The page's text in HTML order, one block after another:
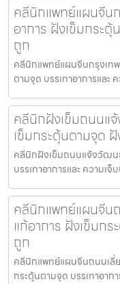
คลีนิกแพทย์แผนจีน
อาการ ฝังเข็มกระ
ถูก
คลีนิกแพทย์แผนจีนกรุงเท
ตามจุด บรรเทาอาการแล
คลีนิกฝังเข็มถนนแ
เข็มกระตุ้นตามจุด
คลีนิกฝังเข็มถนนแจ้งวัฒน
บรรเทาอาการและ ความเ
คลีนิกแพทย์แผนจีน
แก้อาการ ฝังเข็มก
ถูก
คลีนิกแพทย์แผนจีนถนนเลี่
กระตุ้นตามจุด บรรเทาอาก